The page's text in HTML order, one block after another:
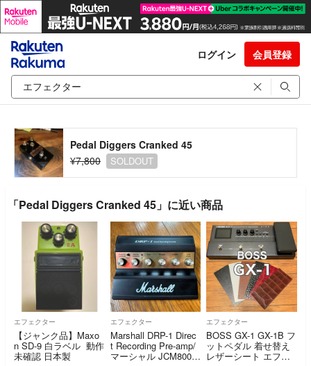
ログイン 会員登録
Pedal Diggers Cranked 45
¥7,800
SOLDOUT
「Pedal Diggers Cranked 45」に近い商品
エフェクター
【ジャンク品】Maxo
n SD-9 白ラベル 動作
未確認 日本製
エフェクター
Marshall DRP-1 Direc
t Recording Pre-amp/
マーシャル JCM800 J
エフェクター
BOSS GX-1 GX-1B フ
ットペダル 着せ替え
レザーシート エフェ